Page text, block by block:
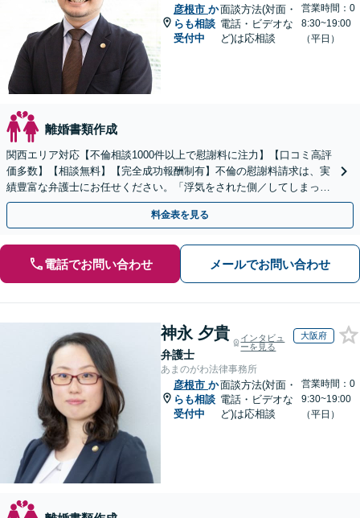
彦根市 か
らも相談
受付中
面談方法(対面・
電話・ビデオな
ど)は応相談
営業時間：0
8:30~19:00
（平日）
離婚書類作成
関西エリア対応【不倫相談1000件以上で慰謝料に注力】【口コミ高評
価多数】【相談無料】【完全成功報酬制有】不倫の慰謝料請求は、実
績豊富な弁護士にお任せください。「浮気をされた側／してしまった
側両方対応」人情派弁護士！
料金表を見る
電話でお問い合わせ メールでお問い合わせ
神永 夕貴
弁護士
インタビュ
ーを見る
大阪府
あまのがわ法律事務所
彦根市 か
らも相談
受付中
面談方法(対面・
電話・ビデオな
ど)は応相談
営業時間：0
9:30~19:00
（平日）